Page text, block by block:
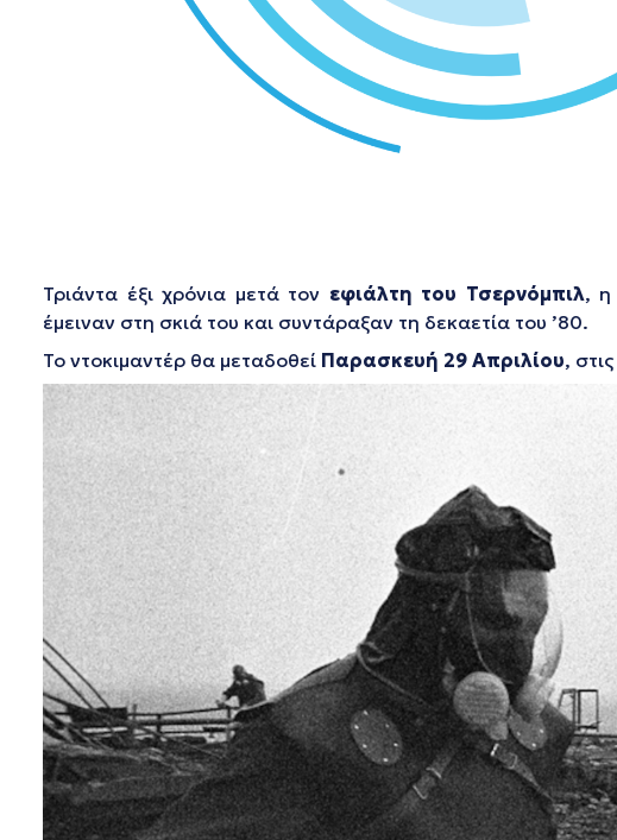
Τριάντα έξι χρόνια μετά τον εφιάλτη του Τσερνόμπιλ, η
έμειναν στη σκιά του και συντάραξαν τη δεκαετία του ’80.
Το ντοκιμαντέρ θα μεταδοθεί Παρασκευή 29 Απριλίου, στις